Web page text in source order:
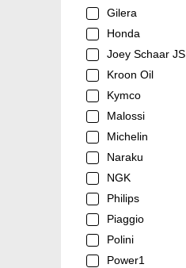
Gilera
Honda
Joey Schaar JS
Kroon Oil
Kymco
Malossi
Michelin
Naraku
NGK
Philips
Piaggio
Polini
Power1